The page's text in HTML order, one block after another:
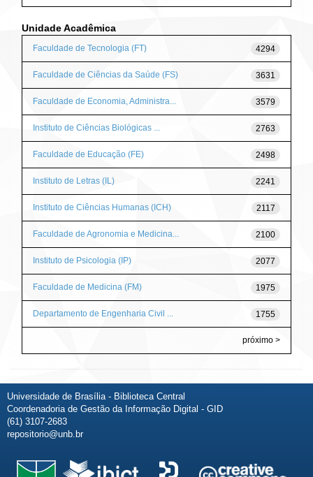
Unidade Acadêmica
4294
Faculdade de Tecnologia (FT)
3631
Faculdade de Ciências da Saúde (FS)
3579
Faculdade de Economia, Administra...
2763
Instituto de Ciências Biológicas ...
2498
Faculdade de Educação (FE)
2241
Instituto de Letras (IL)
2117
Instituto de Ciências Humanas (ICH)
2100
Faculdade de Agronomia e Medicina...
2077
Instituto de Psicologia (IP)
1975
Faculdade de Medicina (FM)
1755
Departamento de Engenharia Civil ...
próximo >
Universidade de Brasília - Biblioteca Central
Coordenadoria de Gestão da Informação Digital - GID
(61) 3107-2683
repositorio@unb.br